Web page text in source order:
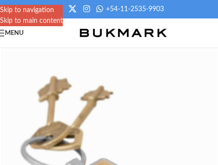
Skip to navigation
Skip to main content
+54-11-2535-9903
MENU